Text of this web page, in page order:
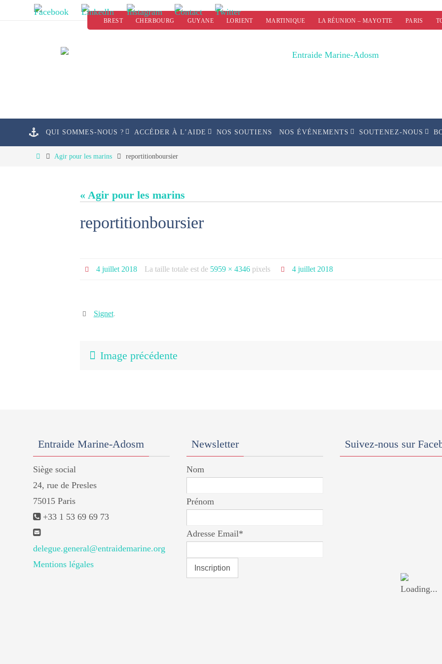
BREST CHERBOURG GUYANE LORIENT MARTINIQUE LA RÉUNION – MAYOTTE PARIS
QUI SOMMES-NOUS ? ACCÉDER À L’AIDE NOS SOUTIENS NOS ÉVÉNEMENTS SOUTENEZ-NOUS
HomeAgir pour les marins reportitionboursier
« Agir pour les marins
reportitionboursier
4 juillet 2018 La taille totale est de 5959 × 4346pixels 4 juillet 2018
Signet.
Image précédente
Entraide Marine-Adosm
Siège social
24, rue de Presles
75015 Paris
+33 1 53 69 69 73
delegue.general@entraidemarine.org
Mentions légales
Newsletter
Nom
Prénom
Adresse Email*
Suivez-nous sur